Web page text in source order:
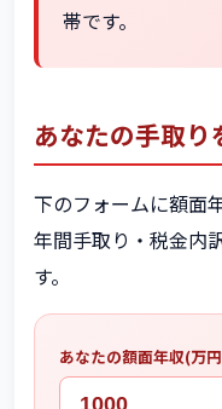
帯です。
あなたの手取り
下のフォームに額面
年間手取り・税金内
す。
あなたの額面年収(万